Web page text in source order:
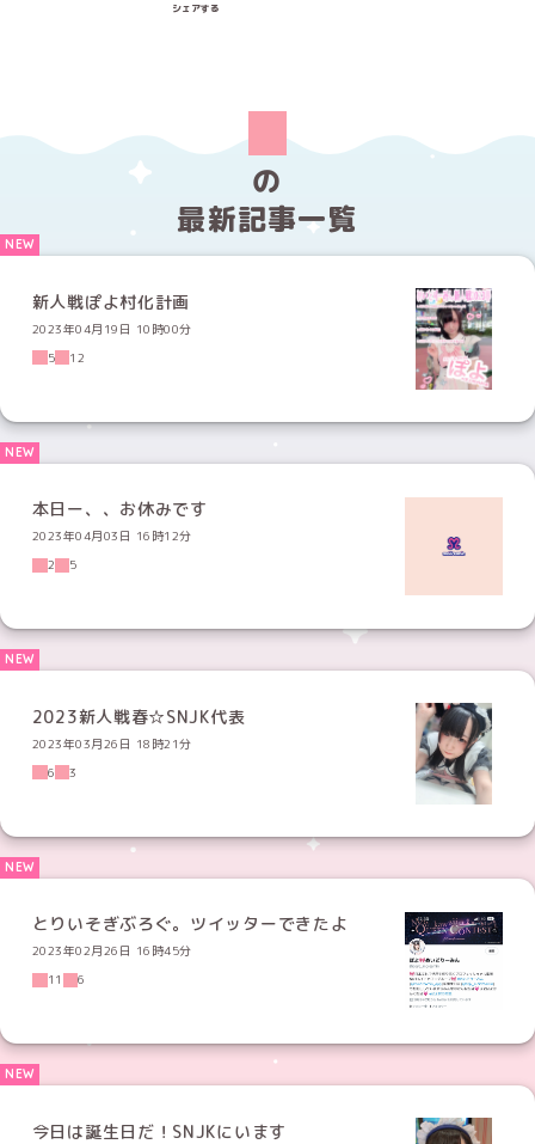
シェアする
の
最新記事一覧
新人戦ぽよ村化計画
2023年04月19日 10時00分
5
12
本日ー、、お休みです
2023年04月03日 16時12分
2
5
2023新人戦春☆SNJK代表
2023年03月26日 18時21分
6
3
とりいそぎぶろぐ。ツイッターできたよ
2023年02月26日 16時45分
11
6
今日は誕生日だ！SNJKにいます